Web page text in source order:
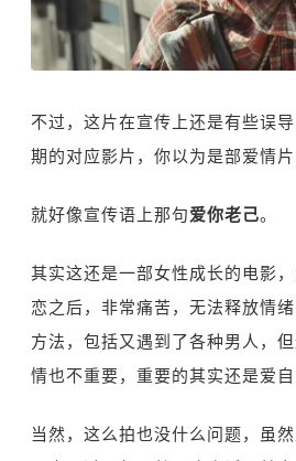
不过，这片在宣传上还是有些误
期的对应影片，你以为是部爱情片
就好像宣传语上那句爱你老己。
其实这还是一部女性成长的电影
恋之后，非常痛苦，无法释放情
方法，包括又遇到了各种男人，
情也不重要，重要的其实还是爱自
当然，这么拍也没什么问题，虽